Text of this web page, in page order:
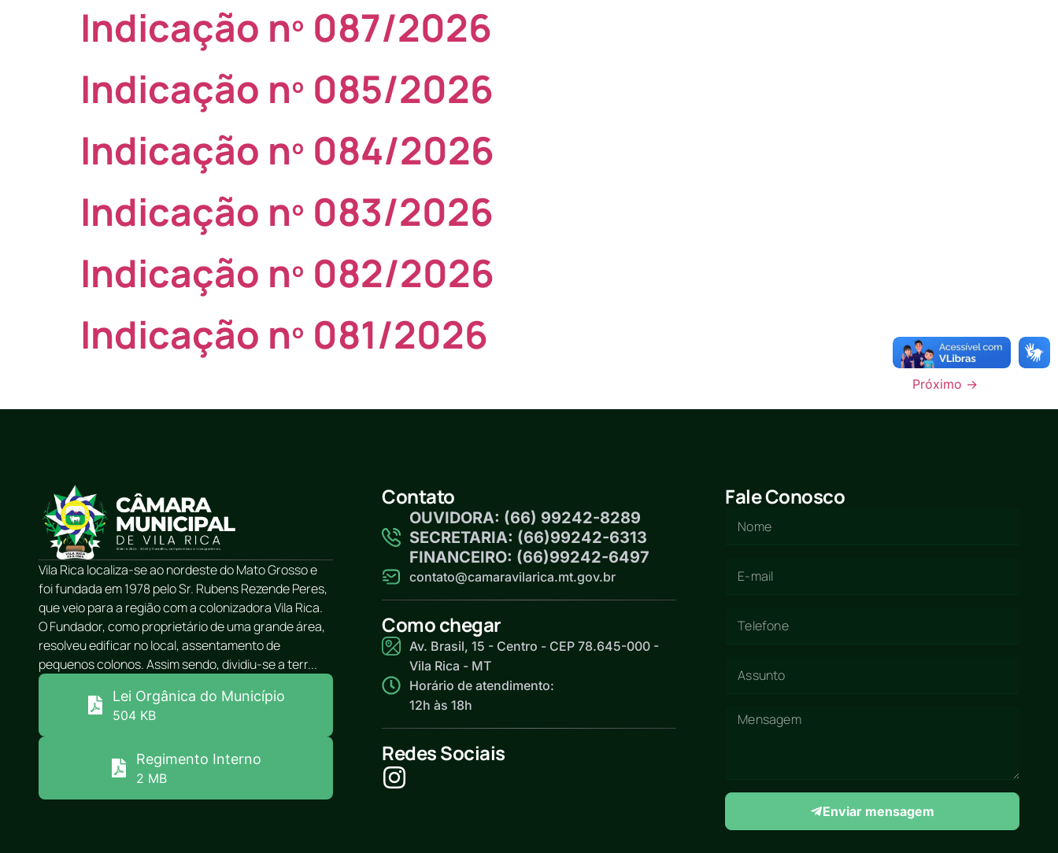
Indicação nº 087/2026
Indicação nº 085/2026
Indicação nº 084/2026
Indicação nº 083/2026
Indicação nº 082/2026
Indicação nº 081/2026
Próximo →
Vila Rica localiza-se ao nordeste do Mato Grosso e
foi fundada em 1978 pelo Sr. Rubens Rezende Peres,
que veio para a região com a colonizadora Vila Rica.
O Fundador, como proprietário de uma grande área,
resolveu edificar no local, assentamento de
pequenos colonos. Assim sendo, dividiu-se a terr...
Lei Orgânica do Município
504 KB
Regimento Interno
2 MB
Contato
OUVIDORA: (66) 99242-8289
SECRETARIA: (66)99242-6313
FINANCEIRO: (66)99242-6497
contato@camaravilarica.mt.gov.br
Como chegar
Av. Brasil, 15 - Centro - CEP 78.645-000 -
Vila Rica - MT
Horário de atendimento:
12h às 18h
Redes Sociais
Fale Conosco
Enviar mensagem